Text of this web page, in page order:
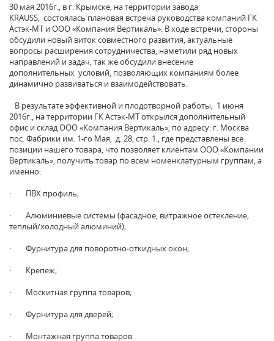
30 мая 2016г., в г. Крымске, на территории завода
KRAUSS, состоялась плановая встреча руководства компаний ГК
Астэк-МТ и ООО «Компания Вертикаль». В ходе встречи, стороны
обсудили новый виток совместного развития, актуальные
вопросы расширения сотрудничества, наметили ряд новых
направлений и задач, так же обсудили внесение
дополнительных условий, позволяющих компаниям более
динамично развиваться и взаимодействовать.
В результате эффективной и плодотворной работы, 1 июня
2016г., на территории ГК Астэк-МТ открылся дополнительный
офис и склад ООО «Компания Вертикаль», по адресу: г. Москва
пос. Фабрики им. 1-го Мая, д. 28, стр. 1., где представлены все
позиции нашего товара, что позволяет клиентам ООО «Компании
Вертикаль», получить товар по всем номенклатурным группам, а
именно:
· ПВХ профиль;
· Алюминиевые системы (фасадное, витражное остекление;
теплый/холодный алюминий);
· Фурнитура для поворотно-откидных окон;
· Крепеж;
· Москитная группа товаров;
· Фурнитура для дверей;
· Монтажная группа товаров.